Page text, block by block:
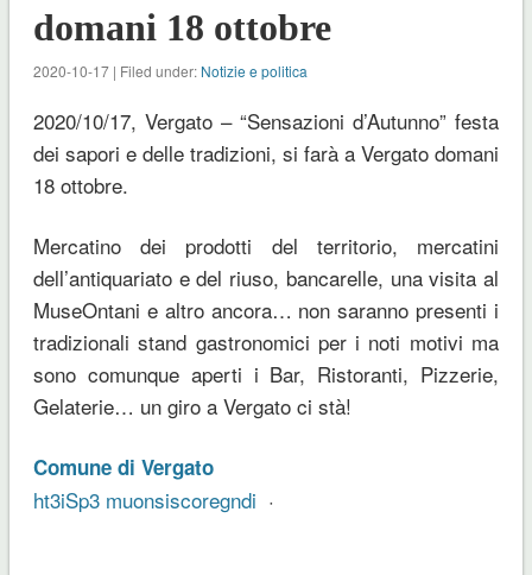
domani 18 ottobre
2020-10-17 | Filed under: Notizie e politica
2020/10/17, Vergato – “Sensazioni d’Autunno” festa
dei sapori e delle tradizioni, si farà a Vergato domani
18 ottobre.
Mercatino dei prodotti del territorio, mercatini
dell’antiquariato e del riuso, bancarelle, una visita al
MuseOntani e altro ancora… non saranno presenti i
tradizionali stand gastronomici per i noti motivi ma
sono comunque aperti i Bar, Ristoranti, Pizzerie,
Gelaterie… un giro a Vergato ci stà!
Comune di Vergato
ht3iSp3 muonsiscoregndi ·